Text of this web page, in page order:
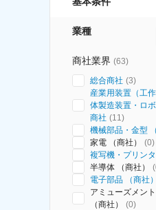
業種
商社業界 (63)
総合商社 (3)
産業用装置（工
体製造装置・ロボ
商社 (11)
機械部品・金型
家電 （商社）
(0)
複写機・プリンタ
半導体 （商社）
(
電子部品 （商社）
アミューズメン
（商社）
(0)